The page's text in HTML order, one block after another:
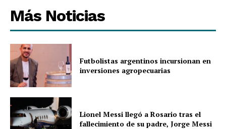
Más Noticias
Futbolistas argentinos incursionan en
inversiones agropecuarias
Lionel Messi llegó a Rosario tras el
fallecimiento de su padre, Jorge Messi